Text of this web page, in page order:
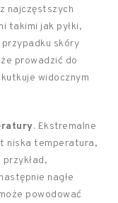
najczęstszych
takimi jak pyłki,
skóry
prowadzić do
widocznym
. Ekstremalne
niska temperatura,
przykład,
nagłe
powodować